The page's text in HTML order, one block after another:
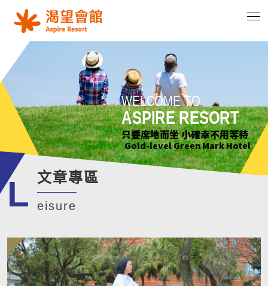
WELCOME TO
ASPIRE RESORT
花正開 樹輕曳 你聽見了嗎?
Gold-level Green Mark Hotel
WELCOME TO
ASPIRE RESORT
只要席地而坐 小確幸不用等待
Gold-level Green Mark Hotel
WELCOME TO
ASPIRE RESORT
綠意萌動迎朝曦
Gold-level Green Mark Hotel
WELCOME TO
ASPIRE RESORT
花正開 樹輕曳 你聽見了嗎?
Gold-level Green Mark Hotel
文章專區
L eisure